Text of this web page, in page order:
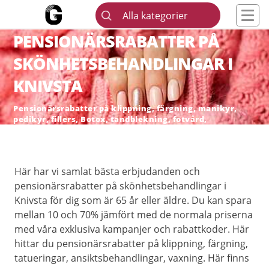
Alla kategorier
PENSIONÄRSRABATTER PÅ
SKÖNHETSBEHANDLINGAR I
KNIVSTA
Pensionärsrabatter på klippning, färgning, manikyr,
pedikyr, fillers, Botox, tandblekning, fotvård,
Här har vi samlat bästa erbjudanden och
pensionärsrabatter på skönhetsbehandlingar i
Knivsta för dig som är 65 år eller äldre. Du kan spara
mellan 10 och 70% jämfört med de normala priserna
med våra exklusiva kampanjer och rabattkoder. Här
hittar du pensionärsrabatter på klippning, färgning,
tatueringar, ansiktsbehandlingar, vaxning. Här finns